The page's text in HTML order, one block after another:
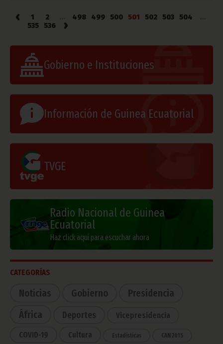
‹ 1 2 498 499 500 501 502 503 504
535
536 ›
Gobierno e Instituciones
Información de Guinea Ecuatorial
TVGE
Radio Nacional de Guinea
Ecuatorial
Haz click aquí para escuchar ahora
CATEGORÍAS
Noticias Gobierno
Presidencia
África
Deportes Vicepresidencia
COVID-19 Cultura Estadísticas CAN 2015